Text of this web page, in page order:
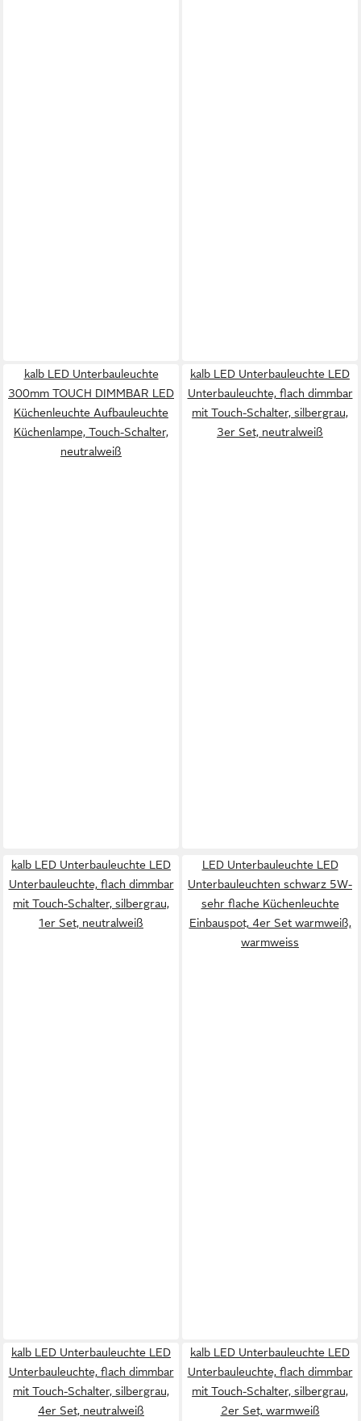
kalb LED Unterbauleuchte
300mm TOUCH DIMMBAR LED
Küchenleuchte Aufbauleuchte
Küchenlampe, Touch-Schalter,
neutralweiß
kalb LED Unterbauleuchte LED
Unterbauleuchte, flach dimmbar
mit Touch-Schalter, silbergrau,
3er Set, neutralweiß
kalb LED Unterbauleuchte LED
Unterbauleuchte, flach dimmbar
mit Touch-Schalter, silbergrau,
1er Set, neutralweiß
LED Unterbauleuchte LED
Unterbauleuchten schwarz 5W-
sehr flache Küchenleuchte
Einbauspot, 4er Set warmweiß,
warmweiss
kalb LED Unterbauleuchte LED
Unterbauleuchte, flach dimmbar
mit Touch-Schalter, silbergrau,
4er Set, neutralweiß
kalb LED Unterbauleuchte LED
Unterbauleuchte, flach dimmbar
mit Touch-Schalter, silbergrau,
2er Set, warmweiß